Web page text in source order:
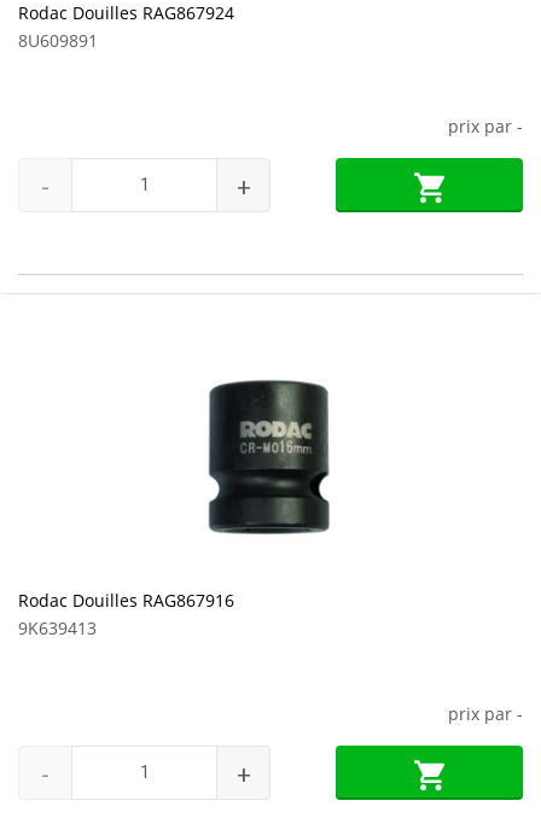
Rodac Douilles RAG867924
8U609891
prix par -
- +
Rodac Douilles RAG867916
9K639413
prix par -
- +